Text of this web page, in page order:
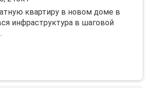
квартиру в новом доме в
инфраструктура в шаговой